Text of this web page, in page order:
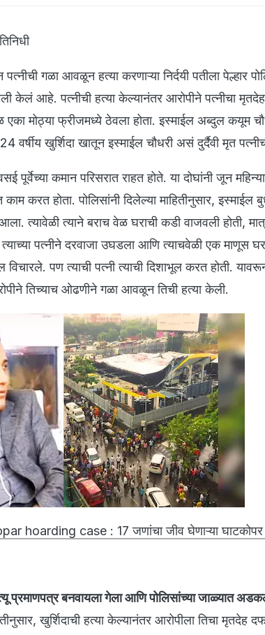
पत्नीची गळा आवळून हत्या करणाऱ्या निर्दयी पतीला पेल्हार
केलं आहे. पत्नीची हत्या केल्यानंतर आरोपीने पत्नीचा
मोठ्या फ्रीजमध्ये ठेवला होता. इस्माईल अब्दुल कयूम
वर्षीय खुर्शिदा खातून इस्माईल चौधरी असं दुर्दैवी मृत
पूर्वेच्या कमान परिसरात राहत होते. या दोघांनी जून
करत होता. पोलिसांनी दिलेल्या माहितीनुसार, इस्माईल
त्यावेळी त्याने बराच वेळ घराची कडी वाजवली होती,
पत्नीने दरवाजा उघडला आणि त्याचवेळी एक माणूस
विचारले. पण त्याची पत्नी त्याची दिशाभूल करत होती.
तिच्याच ओढणीने गळा आवळून तिची हत्या केली.
hoarding case : 17 जणांचा जीव घेणाऱ्या घाटकोपर
प्रमाणपत्र बनवायला गेला आणि पोलिसांच्या जाळ्यात
खुर्शिदाची हत्या केल्यानंतर आरोपीला तिचा मृतदेह